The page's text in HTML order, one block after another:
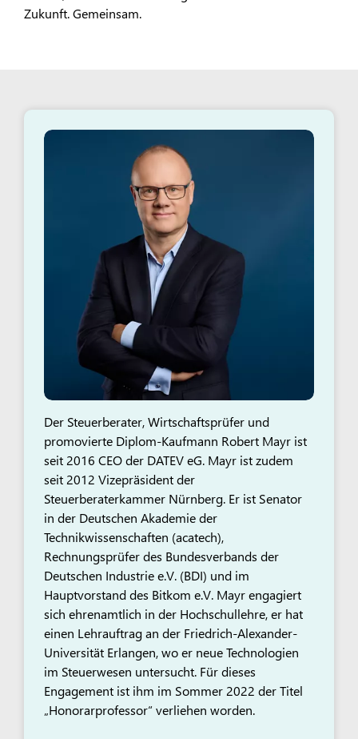
Zukunft. Gemeinsam.
Der Steuerberater, Wirtschaftsprüfer und
promovierte Diplom-Kaufmann Robert Mayr ist
seit 2016 CEO der DATEV eG. Mayr ist zudem
seit 2012 Vizepräsident der
Steuerberaterkammer Nürnberg. Er ist Senator
in der Deutschen Akademie der
Technikwissenschaften (acatech),
Rechnungsprüfer des Bundesverbands der
Deutschen Industrie e.V. (BDI) und im
Hauptvorstand des Bitkom e.V. Mayr engagiert
sich ehrenamtlich in der Hochschullehre, er hat
einen Lehrauftrag an der Friedrich-Alexander-
Universität Erlangen, wo er neue Technologien
im Steuerwesen untersucht. Für dieses
Engagement ist ihm im Sommer 2022 der Titel
„Honorarprofessor“ verliehen worden.